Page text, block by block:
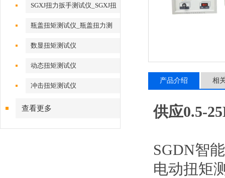
SGXJ扭力扳手测试仪_SGXJ扭
力扳手校准仪
瓶盖扭矩测试仪_瓶盖扭力测
试仪
数显扭矩测试仪
动态扭矩测试仪
冲击扭矩测试仪
查看更多
产品介绍 相
供应0.5-
SGDN智
电动扭矩